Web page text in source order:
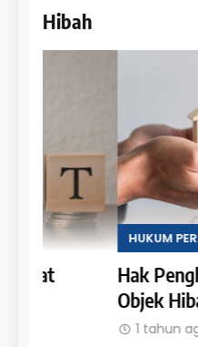
Hibah
HUKUM PERDATA -
Hak Penghibah
Objek Hibah
1 tahun ago